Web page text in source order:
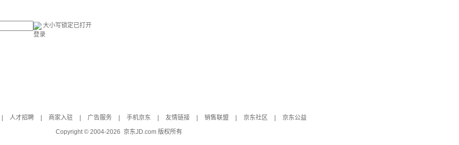
大小写锁定已打开
登录
人才招聘 商家入驻 广告服务 手机京东 友情链接 销售联盟 京东社区
京东公益
Copyright © 2004-2026 京东JD.com 版权所有